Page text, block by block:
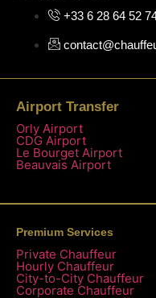
+33 6 28 64 52
Airport Transfer
Orly Airport
CDG Airport
Le Bourget Airport
Beauvais Airport
Premium Services
Private Chauffeur
Hourly Chauffeur
City-to-City Chauffeur
Corporate Chauffeur